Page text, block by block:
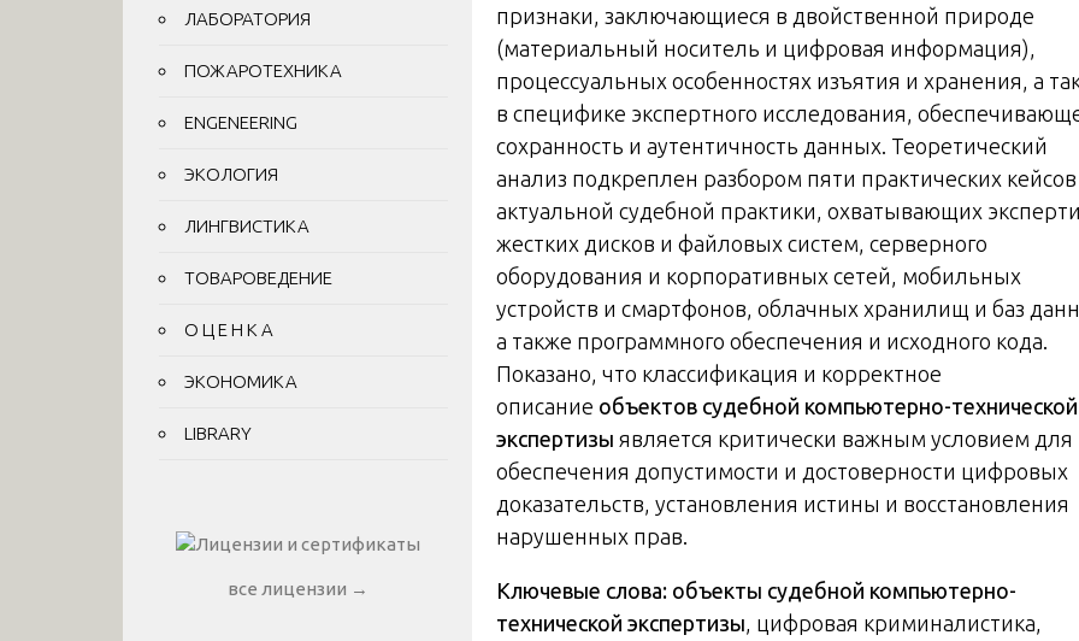
признаки, заключающиеся в двойственной природе
(материальный носитель и цифровая информация),
процессуальных особенностях изъятия и хранения, а
в специфике экспертного исследования,
сохранность и аутентичность данных. Теоретический
анализ подкреплен разбором пяти практических кейсов
актуальной судебной практики, охватывающих
жестких дисков и файловых систем, серверного
оборудования и корпоративных сетей, мобильных
устройств и смартфонов, облачных хранилищ и баз
а также программного обеспечения и исходного кода.
Показано, что классификация и корректное
описание объектов судебной компьютерно-технической
экспертизы является критически важным условием для
обеспечения допустимости и достоверности цифровых
доказательств, установления истины и восстановления
нарушенных прав.
Ключевые слова: объекты судебной компьютерно-
технической экспертизы , цифровая криминалистика,
ЛАБОРАТОРИЯ
ПОЖАРОТЕХНИКА
ENGENEERING
ЭКОЛОГИЯ
ЛИНГВИСТИКА
ТОВАРОВЕДЕНИЕ
О Ц Е Н К А
ЭКОНОМИКА
LIBRARY
все лицензии →